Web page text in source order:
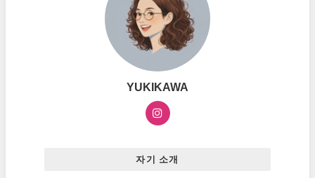
YUKIKAWA
자기 소개